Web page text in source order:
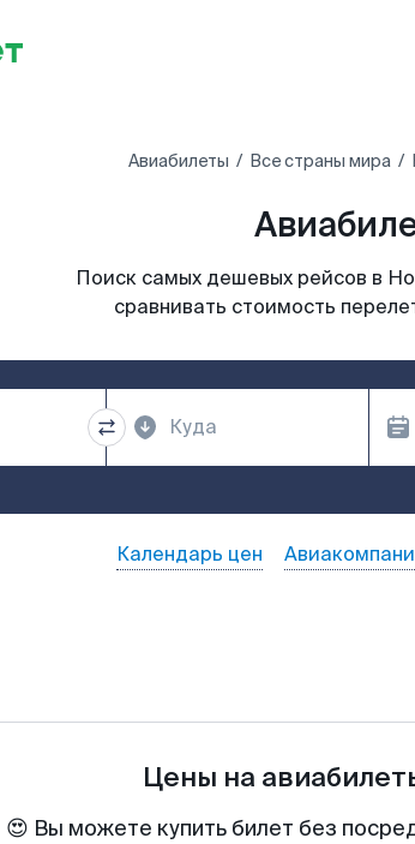
Авиабилеты Все страны мира
Поиск самых дешевых рейсов в
сравнивать стоимость
Календарь цен
Цены на
😍 Вы можете купить билет без